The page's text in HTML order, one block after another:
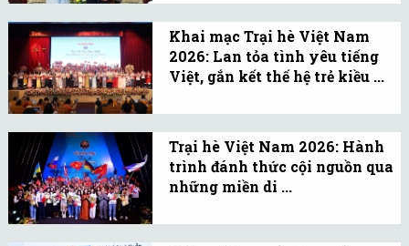
trình “Bảo vệ ngay - đóng
phí từ từ”.
Biên bản ghi nhớ hợp tác,
tăng cường phối hợp
công tác kiều dân giai
đoạn 2026-2030.
Khai mạc Trại hè Việt Nam
2026: Lan tỏa tình yêu tiếng
Việt, gắn kết thế hệ trẻ kiều ...
tham gia Trại hè Việt
Nam 2026, bắt đầu hành
trình kết nối di sản, bồi
đắp tình yêu quê hương.
Trại hè Việt Nam 2026: Hành
trình đánh thức cội nguồn qua
những miền di ...